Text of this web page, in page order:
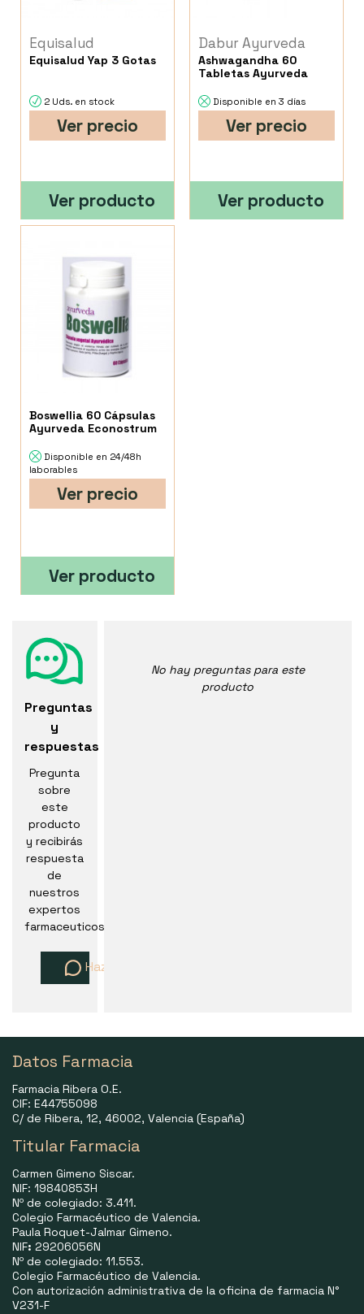
Equisalud
Equisalud Yap 3 Gotas
2 Uds. en stock
Ver precio
Ver producto
Dabur Ayurveda
Ashwagandha 60
Tabletas Ayurveda
Disponible en 3 días
Ver precio
Ver producto
Boswellia 60 Cápsulas
Ayurveda Econostrum
Disponible en 24/48h
laborables
Ver precio
Ver producto
Preguntas
y
respuestas
Pregunta
sobre
este
producto
y recibirás
respuesta
de
nuestros
expertos
farmaceuticos
Haz una pregunta
No hay preguntas para este
producto
Datos Farmacia
Farmacia Ribera O.E.
CIF: E44755098
C/ de Ribera, 12, 46002, Valencia (España)
Titular Farmacia
Carmen Gimeno Siscar.
NIF: 19840853H
Nº de colegiado: 3.411.
Colegio Farmacéutico de Valencia.
Paula Roquet-Jalmar Gimeno.
NIF: 29206056N
Nº de colegiado: 11.553.
Colegio Farmacéutico de Valencia.
Con autorización administrativa de la oficina de farmacia N°
V231-F